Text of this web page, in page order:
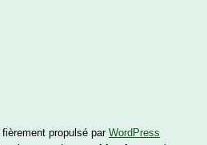
fièrement propulsé par WordPress